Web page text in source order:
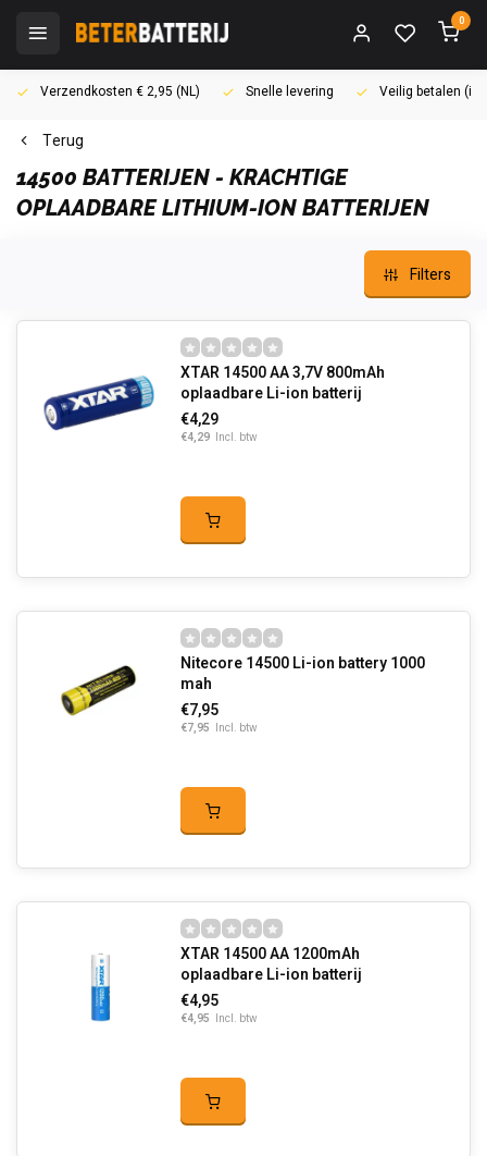
0
Verzendkosten € 2,95 (NL) Snelle levering Veilig betalen
Terug
14500 BATTERIJEN - KRACHTIGE
OPLAADBARE LITHIUM-ION BATTERIJEN
Filters
XTAR 14500 AA 3,7V 800mAh
oplaadbare Li-ion batterij
€4,29
€4,29 Incl. btw
Nitecore 14500 Li-ion battery 1000
mah
€7,95
€7,95 Incl. btw
XTAR 14500 AA 1200mAh
oplaadbare Li-ion batterij
€4,95
€4,95 Incl. btw